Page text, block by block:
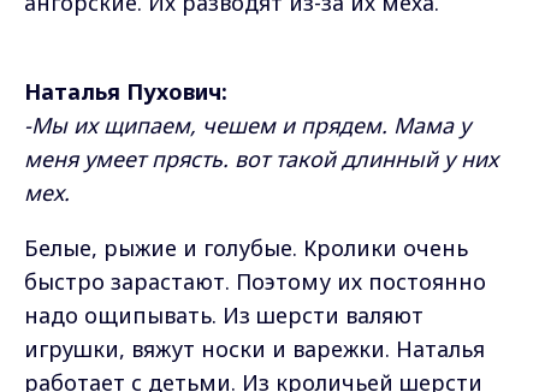
Наталья Пухович:
-Мы их щипаем, чешем и прядем. Мама у
меня умеет прясть. вот такой длинный у них
мех.
Белые, рыжие и голубые. Кролики очень
быстро зарастают. Поэтому их постоянно
надо ощипывать. Из шерсти валяют
игрушки, вяжут носки и варежки. Наталья
работает с детьми. Из кроличьей шерсти